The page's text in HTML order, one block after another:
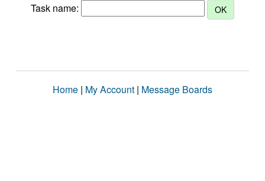
Task name:
Home | My Account | Message Boards